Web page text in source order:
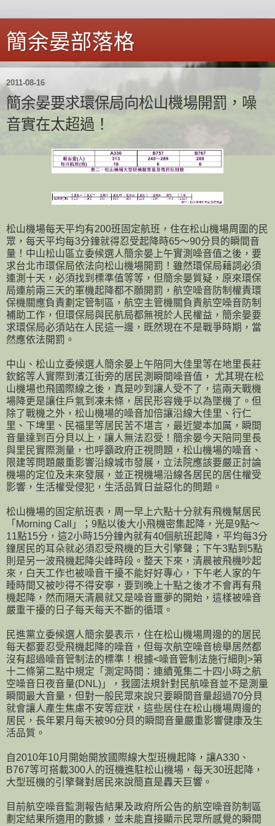
簡余晏部落格
2011-08-16
簡余晏要求環保局向松山機場開罰，噪
音實在太超過！
松山機場每天平均有200班固定航班，住在松山機場周圍的民
眾，每天平均每3分鐘就得忍受起降時65～90分貝的瞬間音
量！中山松山區立委候選人簡余晏上午實測噪音值之後，要
求台北市環保局依法向松山機場開罰！雖然環保局藉詞必須
連測十天，必須找到標準值等等，但簡余晏質疑，原來環保
局連前兩三天的軍機起降都不願開罰，航空噪音防制權責環
保機關應負責劃定管制區，航空主管機關負責航空噪音防制
補助工作，但環保局與民航局都無視於人民權益，簡余晏要
求環保局必須站在人民這一邊，既然現在不是戰爭時期，當
然應依法開罰。
中山、松山立委候選人簡余晏上午陪同大佳里等在地里長莊
欽銘等人實際到濱江街旁的居民測瞬間噪音值， 尤其現在松
山機場也飛國際線之後，真是吵到讓人受不了，這兩天戰機
場降更是讓住戶氣到凍未條，居民形容幾乎以為墜機了。但
除了戰機之外，松山機場的噪音加倍讓沿線大佳里、行仁
里、下埤里、民福里等居民苦不堪言，最近變本加厲，瞬間
音量達到百分貝以上，讓人無法忍受！簡余晏今天陪同里長
與里民實際測量，也呼籲政府正視問題，松山機場的噪音、
限建等問題嚴重影響沿線城市發展，立法院應該要嚴正討論
機場的定位及未來發展，並正視機場沿線各居民的居住權受
影響，生活權受侵犯，生活品質日益惡化的問題。
松山機場的固定航班表，周一早上六點十分就有飛機幫居民
「Morning Call」；9點以後大小飛機密集起降，光是9點～
11點15分，這2小時15分鐘內就有40個航班起降，平均每3分
鐘居民的耳朵就必須忍受飛機的巨大引擎聲；下午3點到5點
則是另一波飛機起降尖峰時段。整天下來，清晨被飛機吵起
來，白天工作也被噪音干擾不能好好專心，下午老人家的午
睡時間又被吵得不得安寧，要到晚上十點之後才不會再有飛
機起降，然而隔天清晨就又是噪音噩夢的開始，這樣被噪音
嚴重干擾的日子每天每天不斷的循環。
民進黨立委候選人簡余晏表示，住在松山機場周邊的的居民
每天都要忍受飛機起降的噪音，但每次航空噪音檢舉居然都
沒有超過噪音管制法的標準！根據<噪音管制法施行細則>第
十二條第二點中規定「測定時間：連續蒐集二十四小時之航
空噪音日夜音量(DNL)」，我國法規針對民航噪音並不是測量
瞬間最大音量，但對一般民眾來說只要瞬間音量超過70分貝
就會讓人產生焦慮不安等症狀，這些居住在松山機場周邊的
居民，長年累月每天被90分貝的瞬間音量嚴重影響健康及生
活品質。
自2010年10月開始開放國際線大型班機起降，讓A330、
B767等可搭載300人的班機進駐松山機場，每天30班起降，
大型班機的引擎聲對居民來說簡直是轟天巨響。
目前航空噪音監測報告結果及政府所公告的航空噪音防制區
劃定結果所適用的數據，並未能直接顯示民眾所感覺的瞬間